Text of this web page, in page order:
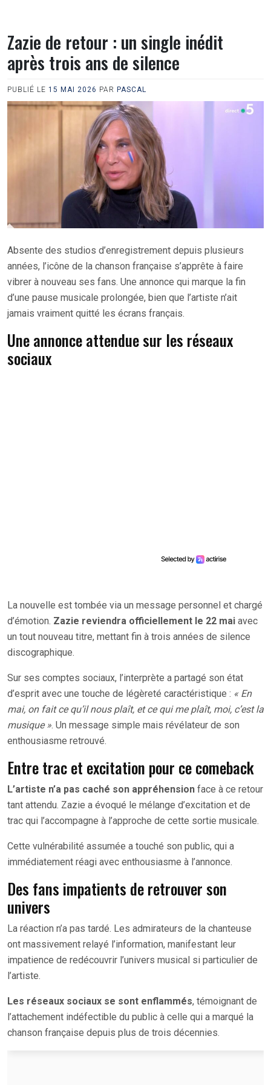
Zazie de retour : un single inédit
après trois ans de silence
PUBLIÉ LE 15 MAI 2026 PAR PASCAL
Absente des studios d’enregistrement depuis plusieurs
années, l’icône de la chanson française s’apprête à faire
vibrer à nouveau ses fans. Une annonce qui marque la fin
d’une pause musicale prolongée, bien que l’artiste n’ait
jamais vraiment quitté les écrans français.
Une annonce attendue sur les réseaux
sociaux
La nouvelle est tombée via un message personnel et chargé
d’émotion. Zazie reviendra officiellement le 22 mai avec
un tout nouveau titre, mettant fin à trois années de silence
discographique.
Sur ses comptes sociaux, l’interprète a partagé son état
d’esprit avec une touche de légèreté caractéristique : « En
mai, on fait ce qu’il nous plaît, et ce qui me plaît, moi, c’est la
musique ». Un message simple mais révélateur de son
enthousiasme retrouvé.
Entre trac et excitation pour ce comeback
L’artiste n’a pas caché son appréhension face à ce retour
tant attendu. Zazie a évoqué le mélange d’excitation et de
trac qui l’accompagne à l’approche de cette sortie musicale.
Cette vulnérabilité assumée a touché son public, qui a
immédiatement réagi avec enthousiasme à l’annonce.
Des fans impatients de retrouver son
univers
La réaction n’a pas tardé. Les admirateurs de la chanteuse
ont massivement relayé l’information, manifestant leur
impatience de redécouvrir l’univers musical si particulier de
l’artiste.
Les réseaux sociaux se sont enflammés, témoignant de
l’attachement indéfectible du public à celle qui a marqué la
chanson française depuis plus de trois décennies.